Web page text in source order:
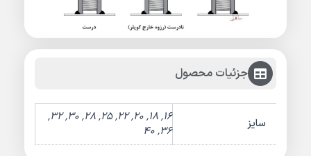
جزئیات محصول
سایز
16, 18, 20, 22, 25, 28, 30, 32,
36, 40